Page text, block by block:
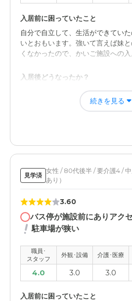
大変親切な対応をしてくださり、
た。患者さんに寄り添っているよう
近隣環境や交通アクセスについて
周りは、静かな環境で落ち着きのあ
スタッフの方々の丁寧な温かみの
に保たれておりますので妥当な金額
入居前に困っていたこと
自分で自立して、生活ができてい
いとおもいます。強いて言えば妹
くなかったので、かいご施設への入
入居後どうなったか？
お友達もできて、家にいるよりは
ば、施設から連絡がありますので
毎日いろいろなレクリエーション
職員・スタッフ・他入居者の雰囲気
年れいの近い他の入居者の方が多い
外観・内装・居室・設備について
清潔で綺麗。個室なのである程度
お風呂なども清潔で安心してお任せ
介護医療サービスについて
お風呂も週2回以上入れていただけ
続きを見る
見学済
女性 / 80代後半 / 要介護4 /
あり）
3.60
バス停が施設前にありアク
駐車場が狭い
職員･
スタッフ
外観･設備 介護･医療
4.0 3.0 3.0
入居前に困っていたこと